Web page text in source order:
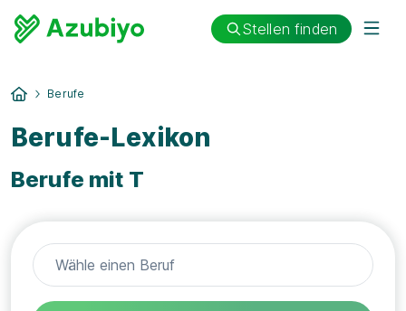
Stellen finden
Berufe
Berufe-Lexikon
Berufe mit T